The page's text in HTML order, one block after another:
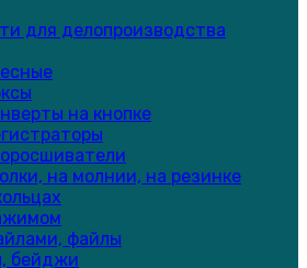
для делопроизводства
на кнопке
на молнии, на резинке
файлы
бейджи